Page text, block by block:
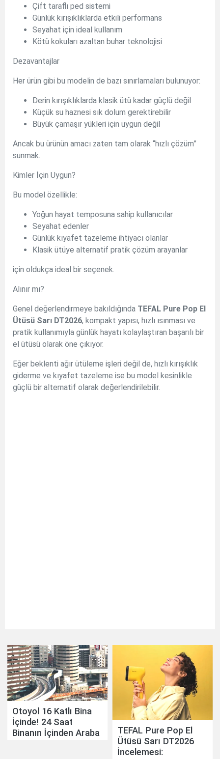
Çift taraflı ped sistemi
Günlük kırışıklıklarda etkili performans
Seyahat için ideal kullanım
Kötü kokuları azaltan buhar teknolojisi
Dezavantajlar
Her ürün gibi bu modelin de bazı sınırlamaları bulunuyor:
Derin kırışıklıklarda klasik ütü kadar güçlü değil
Küçük su haznesi sık dolum gerektirebilir
Büyük çamaşır yükleri için uygun değil
Ancak bu ürünün amacı zaten tam olarak “hızlı çözüm”
sunmak.
Kimler İçin Uygun?
Bu model özellikle:
Yoğun hayat temposuna sahip kullanıcılar
Seyahat edenler
Günlük kıyafet tazeleme ihtiyacı olanlar
Klasik ütüye alternatif pratik çözüm arayanlar
için oldukça ideal bir seçenek.
Alınır mı?
Genel değerlendirmeye bakıldığında TEFAL Pure Pop El
Ütüsü Sarı DT2026, kompakt yapısı, hızlı ısınması ve
pratik kullanımıyla günlük hayatı kolaylaştıran başarılı bir
el ütüsü olarak öne çıkıyor.
Eğer beklenti ağır ütüleme işleri değil de, hızlı kırışıklık
giderme ve kıyafet tazeleme ise bu model kesinlikle
güçlü bir alternatif olarak değerlendirilebilir.
Otoyol 16 Katlı Bina
İçinde! 24 Saat
Binanın İçinden Araba
TEFAL Pure Pop El
Ütüsü Sarı DT2026
İncelemesi: